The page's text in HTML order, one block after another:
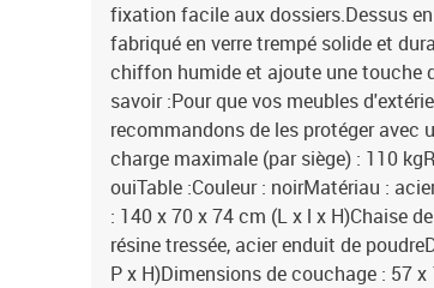
fixation facile aux dossiers.Dessus
fabriqué en verre trempé solide et
chiffon humide et ajoute une touche
savoir :Pour que vos meubles
recommandons de les protéger avec
charge maximale (par siège) : 110
ouiTable :Couleur : noirMatériau :
: 140 x 70 x 74 cm (L x l x H)Chaise
résine tressée, acier enduit de
P x H)Dimensions de couchage : 57